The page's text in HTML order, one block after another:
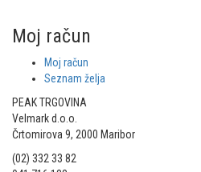
Moj račun
Moj račun
Seznam želja
PEAK TRGOVINA
Velmark d.o.o.
Črtomirova 9, 2000 Maribor
(02) 332 33 82